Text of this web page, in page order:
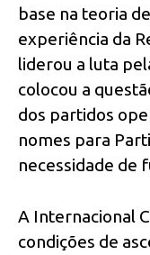
base na teoria
experiência da
liderou a luta
colocou a
dos partidos
nomes para
necessidade de
A Internacional
condições de